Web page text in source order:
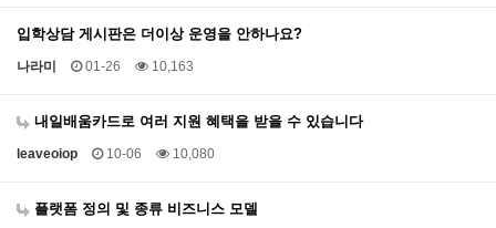
입학상담 게시판은 더이상 운영을 안하나요?
나라미 01-26 10,163
내일배움카드로 여러 지원 혜택을 받을 수 있습니다
leaveoiop 10-06 10,080
플랫폼 정의 및 종류 비즈니스 모델